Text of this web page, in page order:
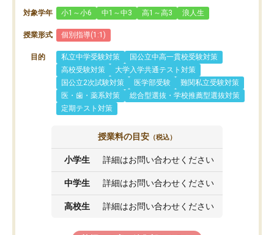
対象学年 小1～小6 中1～中3 高1～高3 浪人生
授業形式 個別指導(1:1)
目的 私立中学受験対策
国公立中高一貫校受験対策
高校受験対策
大学入学共通テスト対策
国公立2次試験対策
医学部受験
難関私立受験対策
医・歯・薬系対策
総合型選抜・学校推薦型選抜対策
定期テスト対策
授業料の目安 （税込）
小学生 詳細はお問い合わせください
中学生 詳細はお問い合わせください
高校生 詳細はお問い合わせください